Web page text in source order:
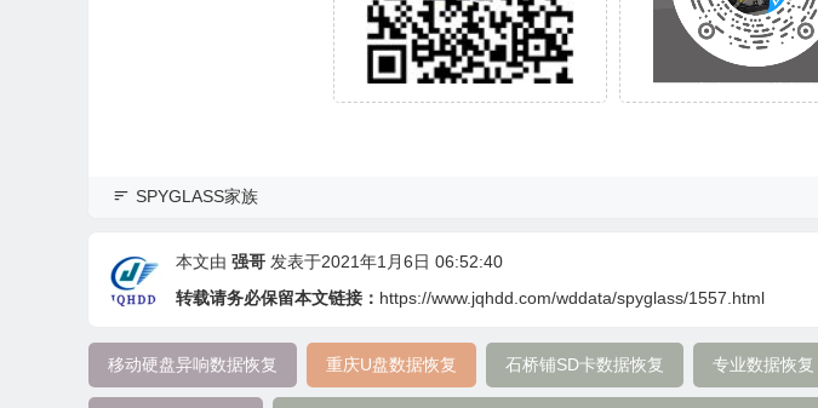
SPYGLASS家族
本文由 强哥 发表于2021年1月6日 06:52:40
转载请务必保留本文链接： https://www.jqhdd.com/wddata/spyglass/1557.html
移动硬盘异响数据恢复 重庆U盘数据恢复 石桥铺SD卡数据恢复 专业数据恢复